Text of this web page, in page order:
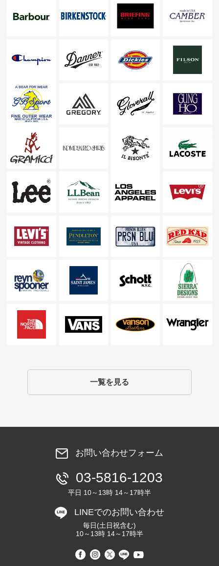
一覧を見る
お問い合わせフォーム
03-5816-1203
平日 10～13時 14～17時半
LINEでのお問い合わせ
毎日(土日祝含む)
10～13時 14～17時半